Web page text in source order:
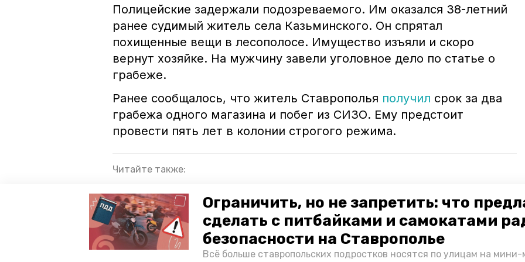
Ограничить, но не запретить: что
сделать с питбайками и самокатами
безопасности на Ставрополье
Всё больше ставропольских подростков носятся по улицам на
Полицейские задержали подозреваемого. Им оказался 38-летний
ранее судимый житель села Казьминского. Он спрятал
похищенные вещи в лесополосе. Имущество изъяли и скоро
вернут хозяйке. На мужчину завели уголовное дело по статье о
грабеже.
Ранее сообщалось, что житель Ставрополья получил срок за два
грабежа одного магазина и побег из СИЗО. Ему предстоит
провести пять лет в колонии строгого режима.
Читайте также:
Гостья лишила жителя Кочубеевского района имущества на 20 тысяч рублей
Чтобы скрыть кражу, двое жителей Кисловодска заявили об ограблении